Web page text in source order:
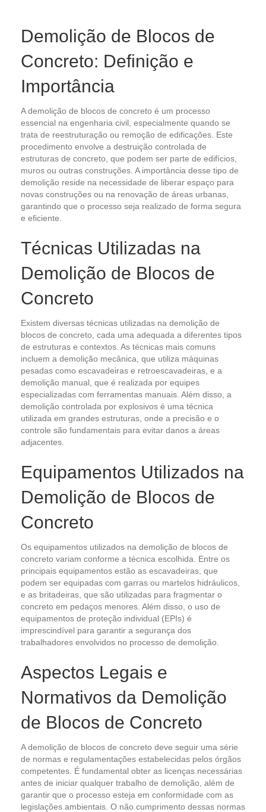
Demolição de Blocos de
Concreto: Definição e
Importância
A demolição de blocos de concreto é um processo
essencial na engenharia civil, especialmente quando se
trata de reestruturação ou remoção de edificações. Este
procedimento envolve a destruição controlada de
estruturas de concreto, que podem ser parte de edifícios,
muros ou outras construções. A importância desse tipo de
demolição reside na necessidade de liberar espaço para
novas construções ou na renovação de áreas urbanas,
garantindo que o processo seja realizado de forma segura
e eficiente.
Técnicas Utilizadas na
Demolição de Blocos de
Concreto
Existem diversas técnicas utilizadas na demolição de
blocos de concreto, cada uma adequada a diferentes tipos
de estruturas e contextos. As técnicas mais comuns
incluem a demolição mecânica, que utiliza máquinas
pesadas como escavadeiras e retroescavadeiras, e a
demolição manual, que é realizada por equipes
especializadas com ferramentas manuais. Além disso, a
demolição controlada por explosivos é uma técnica
utilizada em grandes estruturas, onde a precisão e o
controle são fundamentais para evitar danos a áreas
adjacentes.
Equipamentos Utilizados na
Demolição de Blocos de
Concreto
Os equipamentos utilizados na demolição de blocos de
concreto variam conforme a técnica escolhida. Entre os
principais equipamentos estão as escavadeiras, que
podem ser equipadas com garras ou martelos hidráulicos,
e as britadeiras, que são utilizadas para fragmentar o
concreto em pedaços menores. Além disso, o uso de
equipamentos de proteção individual (EPIs) é
imprescindível para garantir a segurança dos
trabalhadores envolvidos no processo de demolição.
Aspectos Legais e
Normativos da Demolição
de Blocos de Concreto
A demolição de blocos de concreto deve seguir uma série
de normas e regulamentações estabelecidas pelos órgãos
competentes. É fundamental obter as licenças necessárias
antes de iniciar qualquer trabalho de demolição, além de
garantir que o processo esteja em conformidade com as
legislações ambientais. O não cumprimento dessas normas